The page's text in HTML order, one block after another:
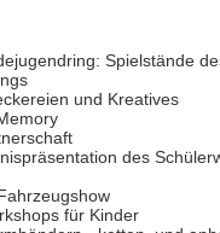
Spielstände
und Kreatives
des
für Kinder